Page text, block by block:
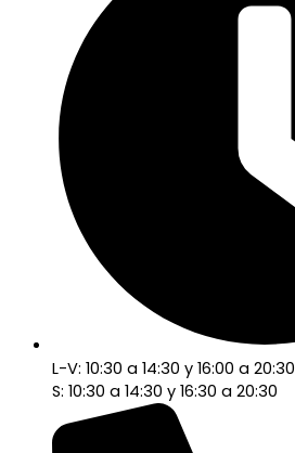
L-V: 10:30 a 14:30 y 16:00 a 20:30
S: 10:30 a 14:30 y 16:30 a 20:30